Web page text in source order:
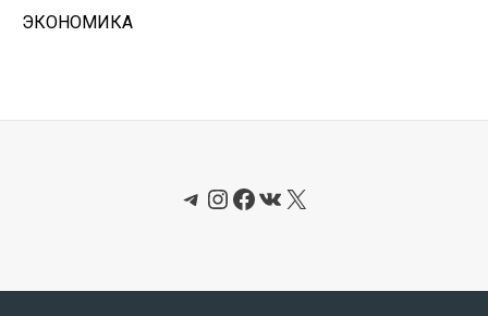
ЭКОНОМИКА
Telegram
Instagram
Facebook
ВКонтакте
X